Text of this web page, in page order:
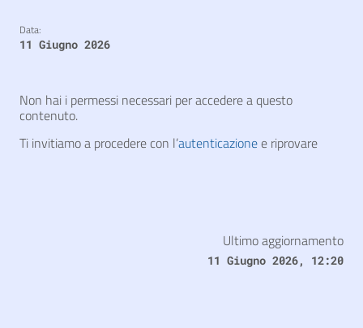
Data:
11 Giugno 2026
Non hai i permessi necessari per accedere a questo
contenuto.
Ti invitiamo a procedere con l’autenticazionee riprovare
Ultimo aggiornamento
11 Giugno 2026, 12:20